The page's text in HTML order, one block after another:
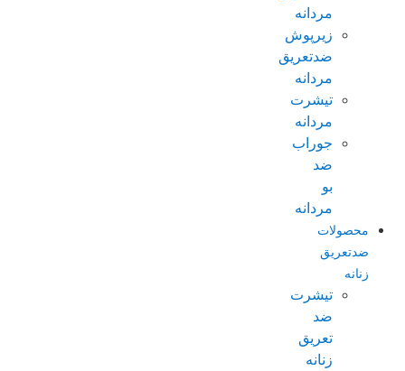
مردانه
زیرپوش
ضدتعریق
مردانه
تیشرت
مردانه
جوراب
ضد
بو
مردانه
محصولات
ضدتعریق
زنانه
تیشرت
ضد
تعریق
زنانه